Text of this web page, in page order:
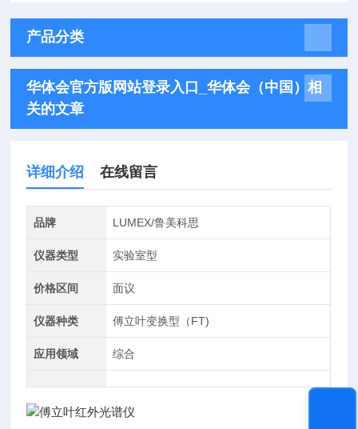
产品分类
华体会官方版网站登录入口_华体会（中国）相
关的文章
详细介绍 在线留言
品牌 LUMEX/鲁美科思
仪器类型 实验室型
价格区间 面议
仪器种类 傅立叶变换型（FT)
应用领域 综合